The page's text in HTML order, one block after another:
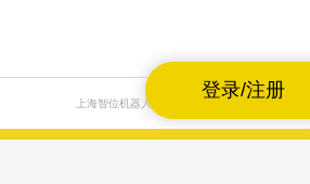
登录/注册
上海智位机器人股份有限公司 沪公网